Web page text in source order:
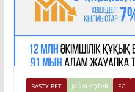
BASTY BET JAŃALYQTAR ЕЛ